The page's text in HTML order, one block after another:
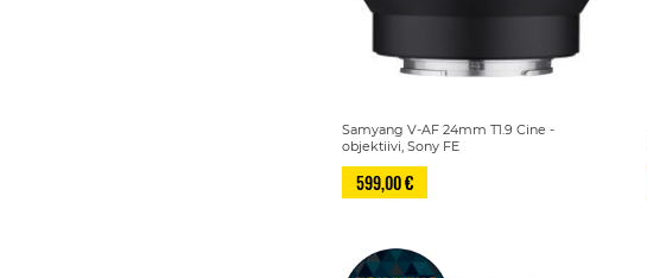
Samyang V-AF 24mm T1.9 Cine -
objektiivi, Sony FE
599,00 €